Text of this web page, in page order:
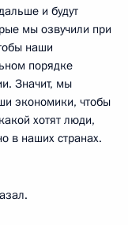
и будут
мы озвучили при
наши
порядке
Значит, мы
экономики, чтобы
хотят люди,
в наших странах.